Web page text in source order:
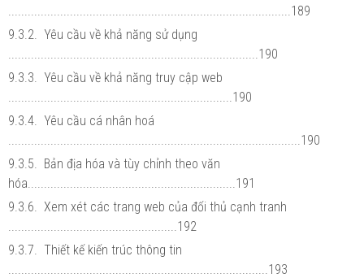
.......................................................................................189
9.3.2. Yêu cầu về khả năng sử dụng
.............................................................................190
9.3.3. Yêu cầu về khả năng truy cập web
.....................................................................190
9.3.4. Yêu cầu cá nhân hoá
..........................................................................................190
9.3.5. Bản địa hóa và tùy chỉnh theo văn
hóa................................................................191
9.3.6. Xem xét các trang web của đối thủ cạnh tranh
....................................................192
9.3.7. Thiết kế kiến trúc thông tin
................................................................................193